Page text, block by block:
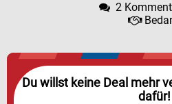
2
Du willst keine Deal mehr
dafür!